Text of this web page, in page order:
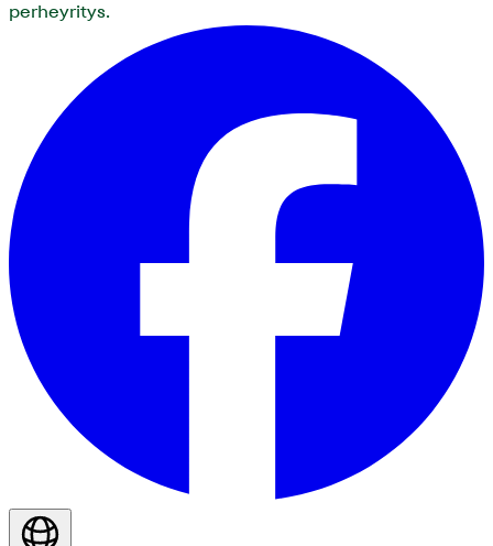
perheyritys.